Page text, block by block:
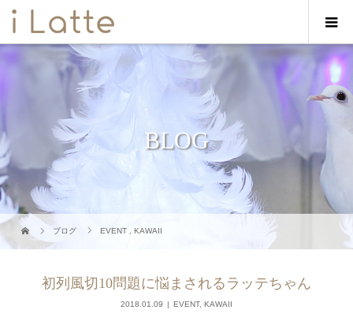
BLOG
ブログ EVENT ,KAWAII
初列風切10問題に悩まされるラッテちゃん
2018.01.09 EVENT, KAWAII